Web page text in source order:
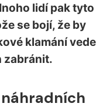
lidí pak tyto
se bojí, že by
klamání vede
zabránit.